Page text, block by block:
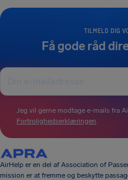
TILMELD DIG
Få gode råd
Jeg vil gerne modtage e-mails fra
Fortrolighedserklæringen.
AirHelp er en del af Association of
mission er at fremme og beskytte